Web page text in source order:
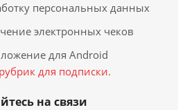
персональных данных
электронных чеков
для Android
для подписки.
на связи